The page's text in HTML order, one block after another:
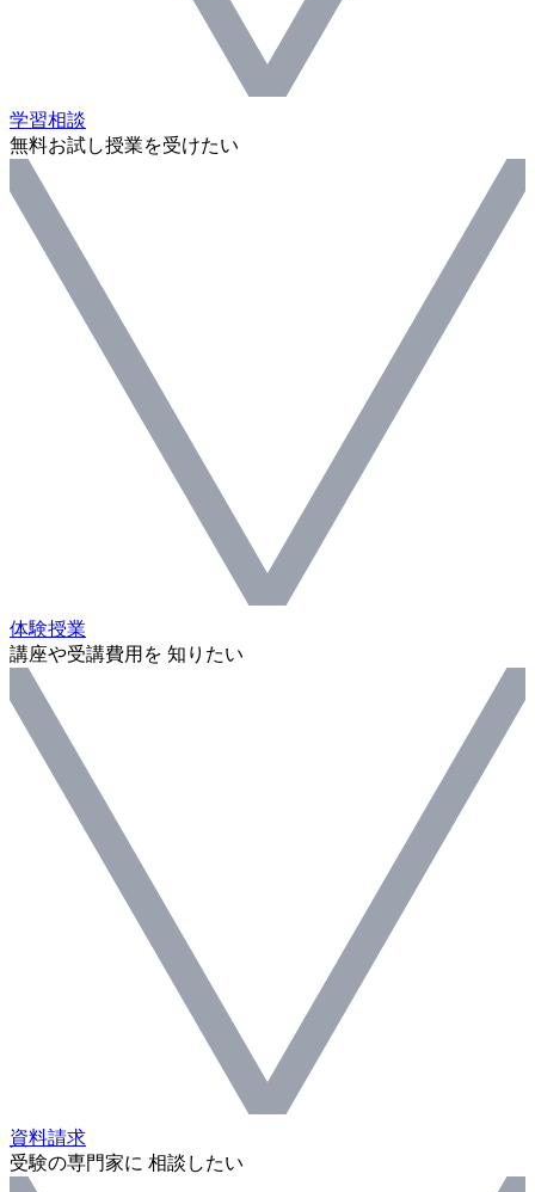
学習相談
無料お試し授業を受けたい
体験授業
講座や受講費用を 知りたい
資料請求
受験の専門家に 相談したい